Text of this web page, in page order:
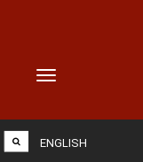
Toggle
ENGLISH